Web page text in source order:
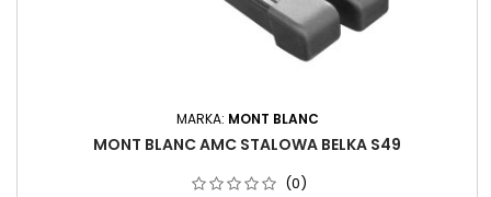
MARKA: MONT BLANC
MONT BLANC AMC STALOWA BELKA S49
(0)